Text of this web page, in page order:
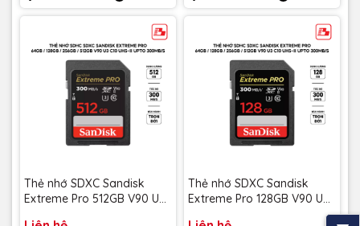
Thẻ nhớ SDXC Sandisk
Extreme Pro 512GB V90 U3
Thẻ nhớ SDXC Sandisk
Extreme Pro 128GB V90 U3